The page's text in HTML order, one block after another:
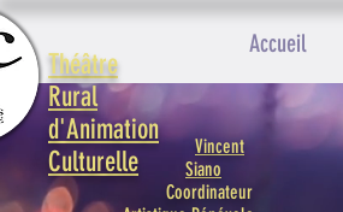
Accueil
Vincent
Siano
Coordinateur
Théâtre
Rural
d'Animation
Culturelle